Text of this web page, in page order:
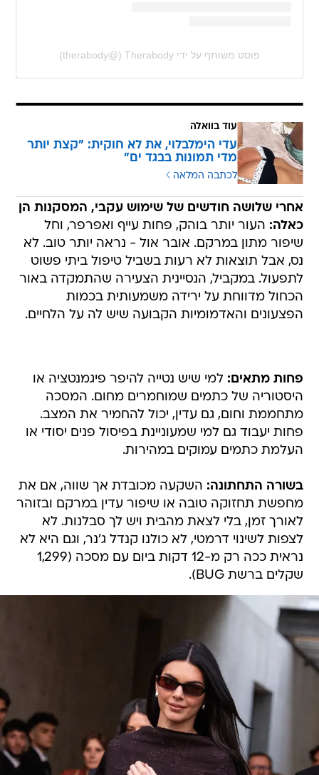
פוסט משותף על ידי ‏‎Therabody‎‏ (@‏‎therabody‎‏)
עוד בוואלה
עדי הימלבלוי, את לא חוקית: "קצת יותר
מדי תמונות בבגד ים"
לכתבה המלאה
אחרי שלושה חודשים של שימוש עקבי, המסקנות הן
כאלה: העור יותר בוהק, פחות עייף ואפרפר, וחל
שיפור מתון במרקם. אובר אול - נראה יותר טוב. לא
נס, אבל תוצאות לא רעות בשביל טיפול ביתי פשוט
לתפעול. במקביל, הנסיינית הצעירה שהתמקדה באור
הכחול מדווחת על ירידה משמעותית בכמות
הפצעונים והאדמומיות הקבועה שיש לה על הלחיים.
פחות מתאים: למי שיש נטייה להיפר פיגמנטציה או
היסטוריה של כתמים שמוחמרים מחום. המסכה
מתחממת וחום, גם עדין, יכול להחמיר את המצב.
פחות יעבוד גם למי שמעוניינת בפיסול פנים יסודי או
העלמת כתמים עמוקים במהירות.
בשורה התחתונה: השקעה מכובדת אך שווה, אם את
מחפשת תחזוקה טובה או שיפור עדין במרקם ובזוהר
לאורך זמן, בלי לצאת מהבית ויש לך סבלנות. לא
לצפות לשינוי דרמטי, לא כולנו קנדל ג'נר, וגם היא לא
נראית ככה רק מ-12 דקות ביום עם מסכה (1,299
שקלים ברשת BUG).